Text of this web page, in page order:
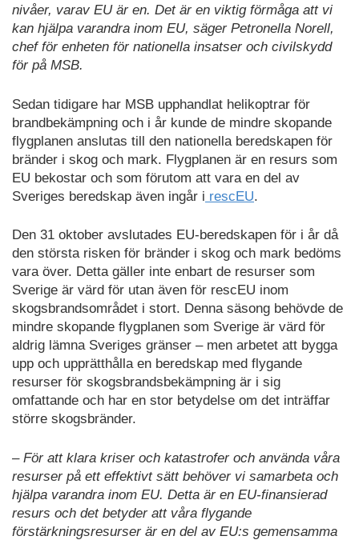
nivåer, varav EU är en. Det är en viktig förmåga att vi
kan hjälpa varandra inom EU, säger Petronella Norell,
chef för enheten för nationella insatser och civilskydd
för på MSB.
Sedan tidigare har MSB upphandlat helikoptrar för
brandbekämpning och i år kunde de mindre skopande
flygplanen anslutas till den nationella beredskapen för
bränder i skog och mark. Flygplanen är en resurs som
EU bekostar och som förutom att vara en del av
Sveriges beredskap även ingår i rescEU.
Den 31 oktober avslutades EU-beredskapen för i år då
den största risken för bränder i skog och mark bedöms
vara över. Detta gäller inte enbart de resurser som
Sverige är värd för utan även för rescEU inom
skogsbrandsområdet i stort. Denna säsong behövde de
mindre skopande flygplanen som Sverige är värd för
aldrig lämna Sveriges gränser – men arbetet att bygga
upp och upprätthålla en beredskap med flygande
resurser för skogsbrandsbekämpning är i sig
omfattande och har en stor betydelse om det inträffar
större skogsbränder.
– För att klara kriser och katastrofer och använda våra
resurser på ett effektivt sätt behöver vi samarbeta och
hjälpa varandra inom EU. Detta är en EU-finansierad
resurs och det betyder att våra flygande
förstärkningsresurser är en del av EU:s gemensamma